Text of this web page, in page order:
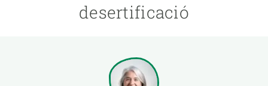
desertificació
NOTÍCIES I AGENDA